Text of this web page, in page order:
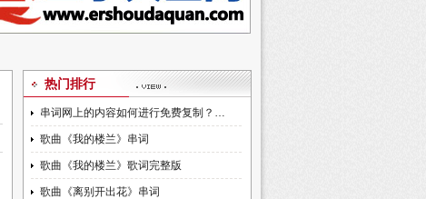
热门排行
串词网上的内容如何进行免费复制？…
歌曲《我的楼兰》串词
歌曲《我的楼兰》歌词完整版
歌曲《离别开出花》串词